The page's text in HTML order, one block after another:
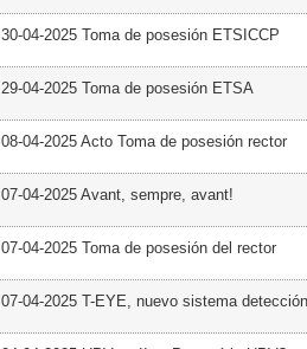
30-04-2025 Toma de posesión ETSICCP
29-04-2025 Toma de posesión ETSA
08-04-2025 Acto Toma de posesión rector
07-04-2025 Avant, sempre, avant!
07-04-2025 Toma de posesión del rector
07-04-2025 T-EYE, nuevo sistema